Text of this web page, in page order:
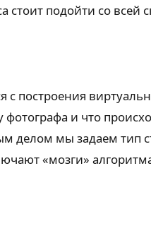
стоит подойти со всей
построения
и что
делом мы задаем
«мозги»